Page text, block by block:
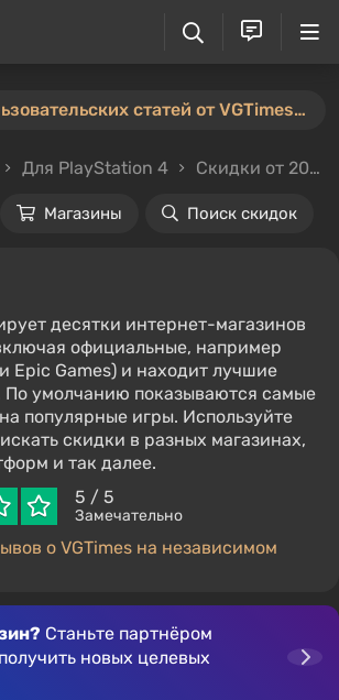
⚡️ Конкурс пользовательских статей от VGTimes продлён — участвуйте тут ⚡️
Для PlayStation 4 Скидки от 20%
Магазины Поиск скидок
десятки интернет-магазинов
официальные, например
Epic Games) и находит лучшие
По умолчанию показываются самые
популярные игры. Используйте
скидки в разных магазинах,
и так далее.
5 / 5
Замечательно
о VGTimes на независимом
Станьте партнёром
новых целевых